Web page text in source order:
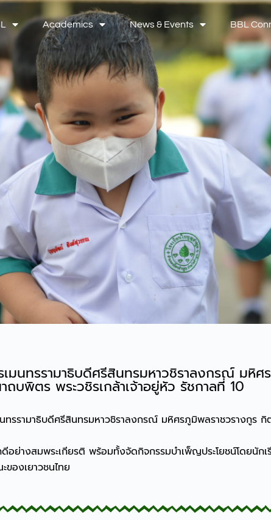
Academics News & Events BBL
เมนทรรามาธิบดีศรีสินทรมหาวชิราลงกรณ์ ม
บพิตร พระวชิรเกล้าเจ้าอยู่หัว รัชกาลที่ 10
นทรรามาธิบดีศรีสินทรมหาวชิราลงกรณ์ มหิศรภูมิพลราชวรางกูร
อย่างสมพระเกียรติ พร้อมทั้งจัดกิจกรรมบำเพ็ญประโยชน์โดยนัก
ของเยาวชนไทย